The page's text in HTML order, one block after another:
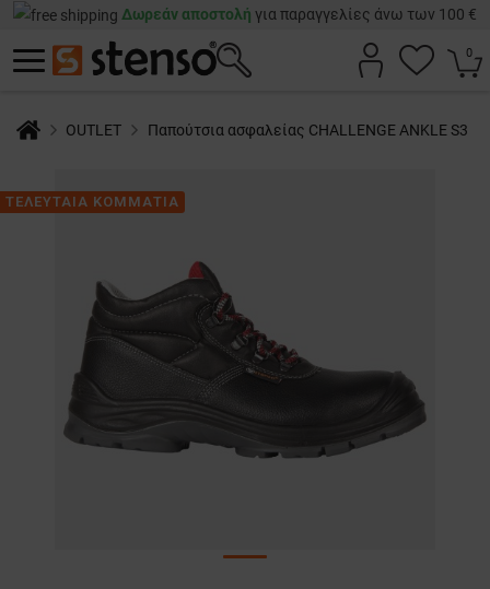
Δωρεάν αποστολή για παραγγελίες άνω των 100 €
0
OUTLET Παπούτσια ασφαλείας CHALLENGE ANKLE S3
ΤΕΛΕΥΤΑΙΑ ΚΟΜΜΑΤΙΑ